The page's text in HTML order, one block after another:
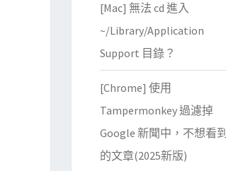
[Mac] 無法 cd 進入
~/Library/Application
Support 目錄？
[Chrome] 使用
Tampermonkey 過濾掉
Google 新聞中，不想看到
的文章(2025新版)